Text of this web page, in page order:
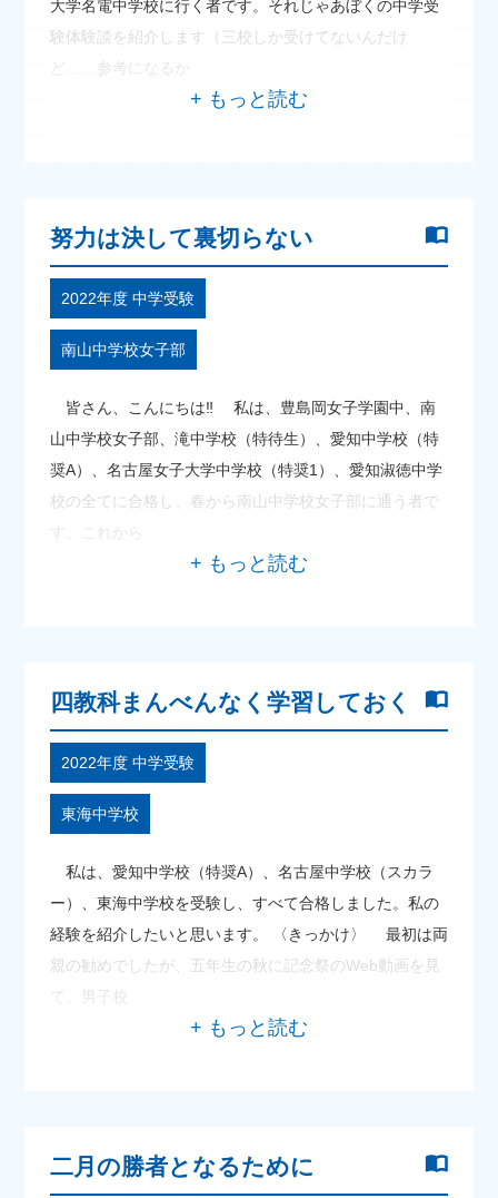
大学名電中学校に行く者です。それじゃあぼくの中学受
験体験談を紹介します（三校しか受けてないんだけ
ど……参考になるか
努力は決して裏切らない
2022年度 中学受験
南山中学校女子部
皆さん、こんにちは‼ 私は、豊島岡女子学園中、南
山中学校女子部、滝中学校（特待生）、愛知中学校（特
奨A）、名古屋女子大学中学校（特奨1）、愛知淑徳中学
校の全てに合格し、春から南山中学校女子部に通う者で
す。これから
四教科まんべんなく学習しておく
2022年度 中学受験
東海中学校
私は、愛知中学校（特奨A）、名古屋中学校（スカラ
ー）、東海中学校を受験し、すべて合格しました。私の
経験を紹介したいと思います。 〈きっかけ〉 最初は両
親の勧めでしたが、五年生の秋に記念祭のWeb動画を見
て、男子校
二月の勝者となるために